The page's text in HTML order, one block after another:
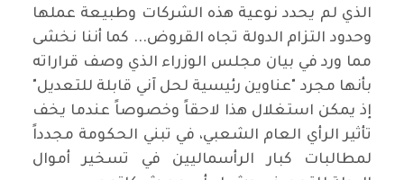
الذي لم يحدد نوعية هذه الشركات وطبيعة عملها
وحدود التزام الدولة تجاه القروض... كما أننا نخشى
مما ورد في بيان مجلس الوزراء الذي وصف قراراته
بأنها مجرد "عناوين رئيسية لحل آني قابلة للتعديل"
إذ يمكن استغلال هذا لاحقاً وخصوصاً عندما يخف
تأثير الرأي العام الشعبي، في تبني الحكومة مجدداً
لمطالبات كبار الرأسماليين في تسخير أموال